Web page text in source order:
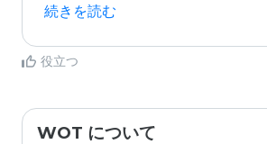
続きを読む
役立つ
WOT について